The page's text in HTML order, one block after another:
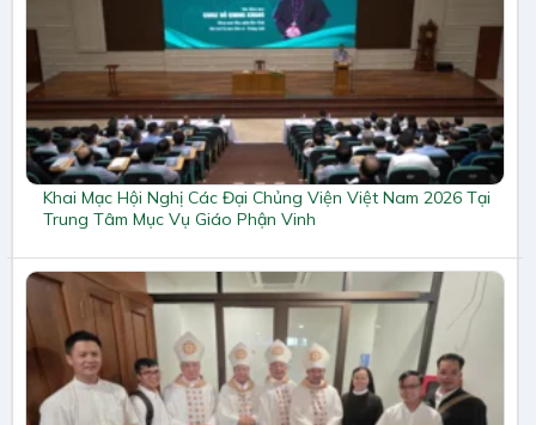
Khai Mạc Hội Nghị Các Đại Chủng Viện Việt Nam 2026 Tại
Trung Tâm Mục Vụ Giáo Phận Vinh